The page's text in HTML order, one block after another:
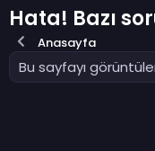
Hata! Bazı
Anasayfa
Bu sayfayı